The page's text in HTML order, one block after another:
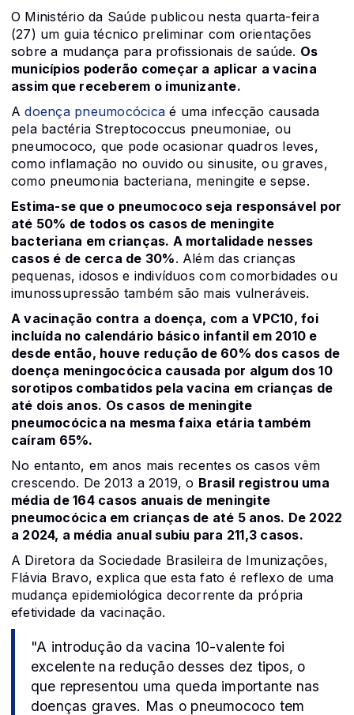
O Ministério da Saúde publicou nesta quarta-feira
(27) um guia técnico preliminar com orientações
sobre a mudança para profissionais de saúde. Os
municípios poderão começar a aplicar a vacina
assim que receberem o imunizante.
Adoença pneumocócica é uma infecção causada
pela bactéria Streptococcus pneumoniae, ou
pneumococo, que pode ocasionar quadros leves,
como inflamação no ouvido ou sinusite, ou graves,
como pneumonia bacteriana, meningite e sepse.
Estima-se que o pneumococo seja responsável por
até 50% de todos os casos de meningite
bacteriana em crianças. A mortalidade nesses
casos é de cerca de 30%. Além das crianças
pequenas, idosos e indivíduos com comorbidades ou
imunossupressão também são mais vulneráveis.
A vacinação contra a doença, com a VPC10, foi
incluída no calendário básico infantil em 2010 e
desde então, houve redução de 60% dos casos de
doença meningocócica causada por algum dos 10
sorotipos combatidos pela vacina em crianças de
até dois anos. Os casos de meningite
pneumocócica na mesma faixa etária também
caíram 65%.
No entanto, em anos mais recentes os casos vêm
crescendo. De 2013 a 2019, o Brasil registrou uma
média de 164 casos anuais de meningite
pneumocócica em crianças de até 5 anos. De 2022
a 2024, a média anual subiu para 211,3 casos.
A Diretora da Sociedade Brasileira de Imunizações,
Flávia Bravo, explica que esta fato é reflexo de uma
mudança epidemiológica decorrente da própria
efetividade da vacinação.
"A introdução da vacina 10-valente foi
excelente na redução desses dez tipos, o
que representou uma queda importante nas
doenças graves. Mas o pneumococo tem